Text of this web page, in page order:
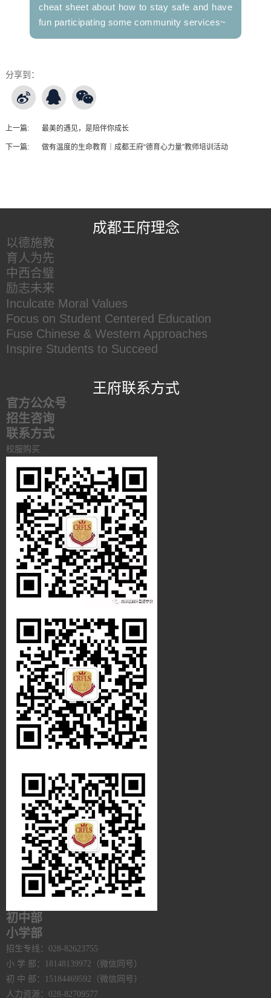
cheat sheet about how to stay safe and have
fun participating some community services~
分享到：
上一篇: 最美的遇见，是陪伴你成长
下一篇: 做有温度的生命教育｜成都王府“德育心力量”教师培训活动
成都王府理念
以德施教
育人为先
中西合璧
励志未来
Inculcate Moral Values
Focus on Student Centered Education
Fuse Chinese & Western Approaches
Inspire Students to Succeed
王府联系方式
官方公众号
招生咨询
联系方式
校服购买
初中部
小学部
招生专线：028-82623755
小 学 部：18148139972（微信同号）
初 中 部：15184469592（微信同号）
人力资源：028-82709577